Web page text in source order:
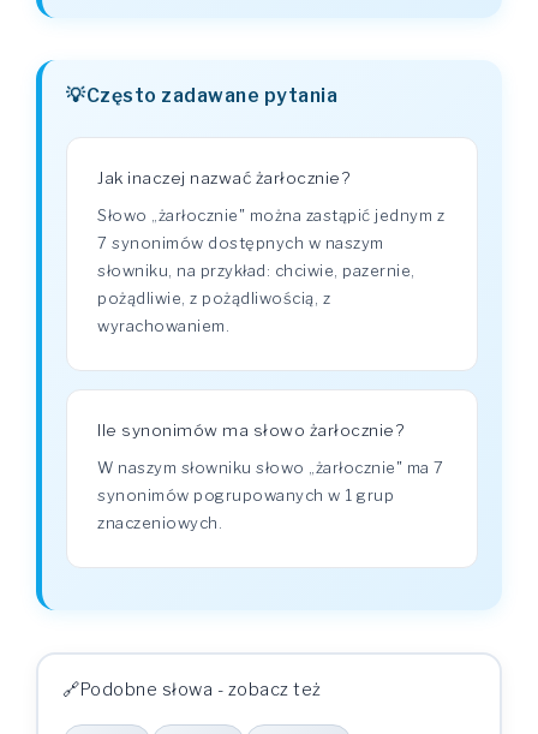
Często zadawane pytania
Jak inaczej nazwać żarłocznie?
Słowo „żarłocznie" można zastąpić jednym z
7 synonimów dostępnych w naszym
słowniku, na przykład: chciwie, pazernie,
pożądliwie, z pożądliwością, z
wyrachowaniem.
Ile synonimów ma słowo żarłocznie?
W naszym słowniku słowo „żarłocznie" ma 7
synonimów pogrupowanych w 1 grup
znaczeniowych.
Podobne słowa - zobacz też